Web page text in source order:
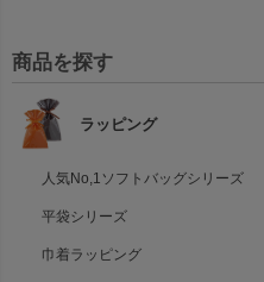
商品を探す
ラッピング
人気No,1ソフトバッグシリーズ
平袋シリーズ
巾着ラッピング